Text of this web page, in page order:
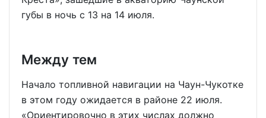
губы в ночь с 13 на 14 июля.
Между тем
Начало топливной навигации на Чаун-Чукотке
в этом году ожидается в районе 22 июля.
«Ориентировочно в этих числах должно